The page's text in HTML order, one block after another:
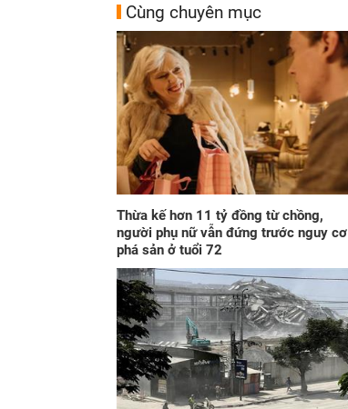
Cùng chuyên mục
Thừa kế hơn 11 tỷ đồng từ chồng,
người phụ nữ vẫn đứng trước nguy cơ
phá sản ở tuổi 72